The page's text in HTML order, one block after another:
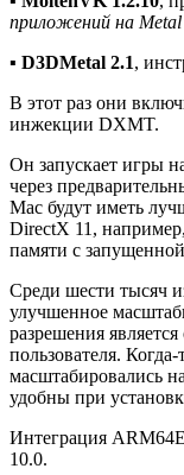
приложений на Metal
▪︎ D3DMetal 2.1,
В этот раз они
инжекции DXMT.
Он запускает игры
через
Mac будут иметь
DirectX 11,
памяти с
Среди шести тысяч
улучшенное
разрешения
пользователя.
масштабировались
удобны при
Интеграция
10.0.